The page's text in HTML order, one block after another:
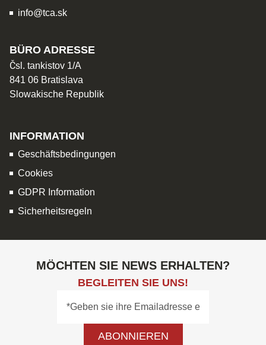
info@tca.sk
BÜRO ADRESSE
Čsl. tankistov 1/A
841 06 Bratislava
Slowakische Republik
INFORMATION
Geschäftsbedingungen
Cookies
GDPR Information
Sicherheitsregeln
MÖCHTEN SIE NEWS ERHALTEN?
BEGLEITEN SIE UNS!
ABONNIEREN